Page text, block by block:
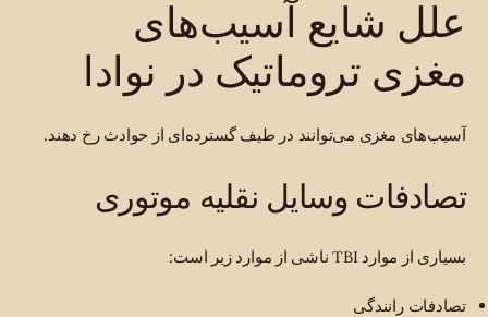
علل شایع آسیب‌های
مغزی تروماتیک در نوادا
آسیب‌های مغزی می‌توانند در طیف گسترده‌ای از حوادث رخ دهند.
تصادفات وسایل نقلیه موتوری
بسیاری از موارد TBI ناشی از موارد زیر است:
تصادفات رانندگی